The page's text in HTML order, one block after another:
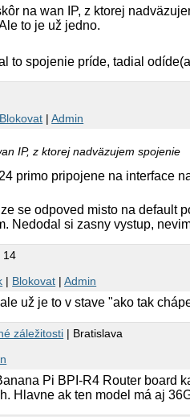
na wan IP, z ktorej
to je už jedno.
to spojenie príde, tadial
Blokovat |Admin
IP, z ktorej nadväzujem spojenie
primo pripojene na interface
se odpoved misto na default
Nedodal si zasny vystup,
14
| Blokovat |Admin
už je to v stave "ako tak
záležitosti | Bratislava
Pi BPI-R4 Router board
Hlavne ak ten model má aj